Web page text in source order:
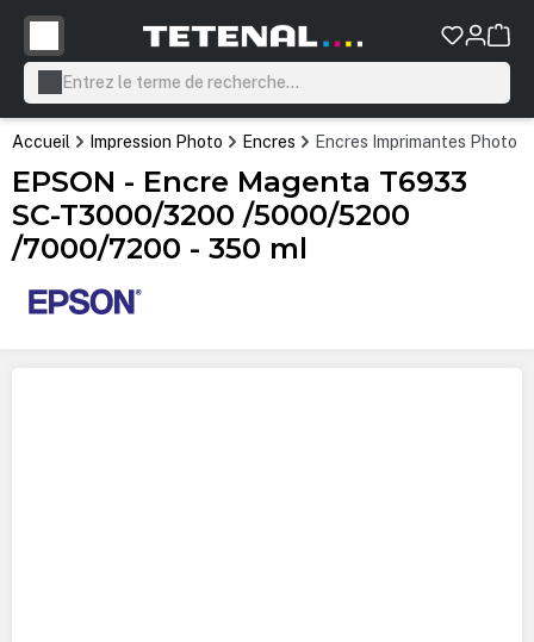
principal
Accueil Impression Photo Encres Encres Imprimantes Photo
EPSON - Encre Magenta T6933
SC-T3000/3200 /5000/5200
/7000/7200 - 350 ml